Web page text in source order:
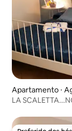
Apartamento ⋅
LA